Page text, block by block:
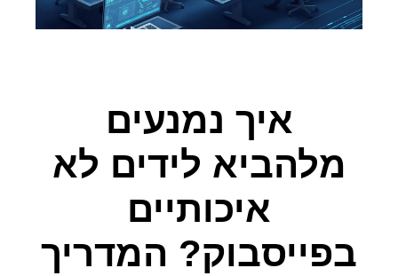
איך נמנעים
מלהביא לידים לא
איכותיים
בפייסבוק? המדריך